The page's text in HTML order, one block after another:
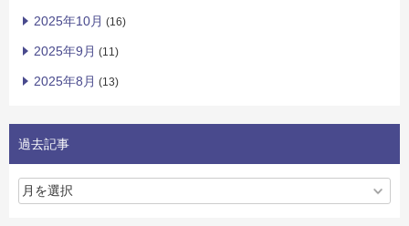
2025年10月 (16)
2025年9月 (11)
2025年8月 (13)
過去記事